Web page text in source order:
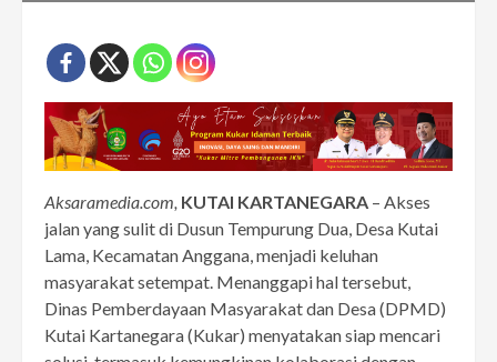
Aksaramedia.com, KUTAI KARTANEGARA – Akses
jalan yang sulit di Dusun Tempurung Dua, Desa Kutai
Lama, Kecamatan Anggana, menjadi keluhan
masyarakat setempat. Menanggapi hal tersebut,
Dinas Pemberdayaan Masyarakat dan Desa (DPMD)
Kutai Kartanegara (Kukar) menyatakan siap mencari